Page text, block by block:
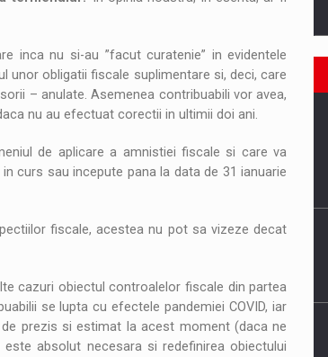
inca nu si-au ”facut curatenie” in evidentele
unor obligatii fiscale suplimentare si, deci, care
– anulate. Asemenea contribuabili vor avea,
nu au efectuat corectii in ultimii doi ani.
de aplicare a amnistiei fiscale si care va
curs sau incepute pana la data de 31 ianuarie
fiscale, acestea nu pot sa vizeze decat
cazuri obiectul controalelor fiscale din partea
se lupta cu efectele pandemiei COVID, iar
prezis si estimat la acest moment (daca ne
absolut necesara si redefinirea obiectului